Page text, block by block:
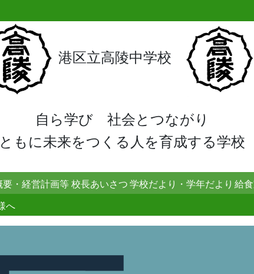
港区立高陵中学校
自ら学び 社会とつながり
ともに未来をつくる人を育成する学校
要・経営計画等 校長あいさつ 学校だより・学年だより 給
へ